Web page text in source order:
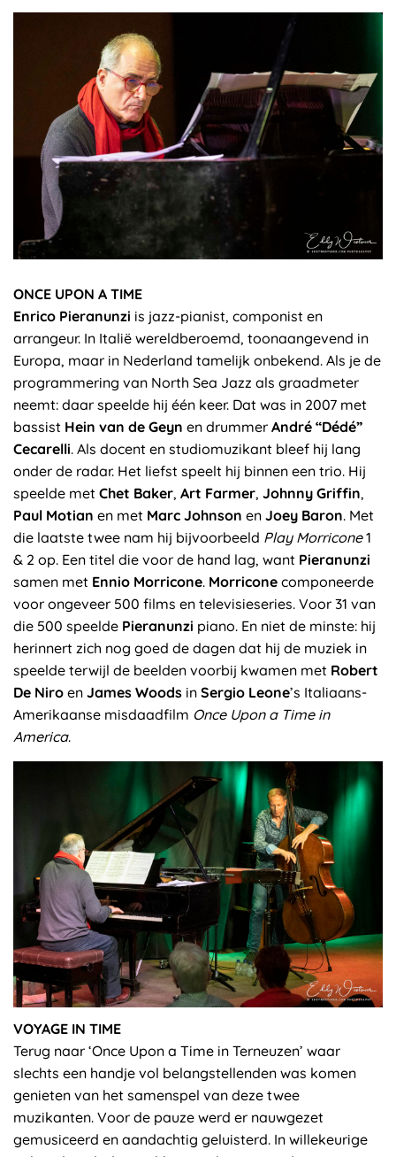
ONCE UPON A TIME
Enrico Pieranunzi is jazz-pianist, componist en
arrangeur. In Italië wereldberoemd, toonaangevend in
Europa, maar in Nederland tamelijk onbekend. Als je de
programmering van North Sea Jazz als graadmeter
neemt: daar speelde hij één keer. Dat was in 2007 met
bassist Hein van de Geyn en drummer André “Dédé”
Cecarelli. Als docent en studiomuzikant bleef hij lang
onder de radar. Het liefst speelt hij binnen een trio. Hij
speelde met Chet Baker, Art Farmer, Johnny Griffin,
Paul Motian en met Marc Johnson en Joey Baron. Met
die laatste twee nam hij bijvoorbeeld Play Morricone1
& 2 op. Een titel die voor de hand lag, want Pieranunzi
samen met Ennio Morricone. Morricone componeerde
voor ongeveer 500 films en televisieseries. Voor 31 van
die 500 speelde Pieranunzi piano. En niet de minste: hij
herinnert zich nog goed de dagen dat hij de muziek in
speelde terwijl de beelden voorbij kwamen met Robert
De Niro en James Woods in Sergio Leone’s Italiaans-
Amerikaanse misdaadfilm Once Upon a Time in
America.
VOYAGE IN TIME
Terug naar ‘Once Upon a Time in Terneuzen’ waar
slechts een handje vol belangstellenden was komen
genieten van het samenspel van deze twee
muzikanten. Voor de pauze werd er nauwgezet
gemusiceerd en aandachtig geluisterd. In willekeurige